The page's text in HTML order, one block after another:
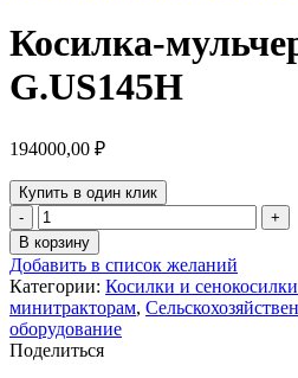
Косилка-
G.US145H
194000,00 ₽
Купить в один клик
Количество
товара
Косилка-
мульчер
Rossel
G.US145H
В корзину
Добавить в список желаний
Категории: Косилки и
минитракторам,
оборудование
Поделиться